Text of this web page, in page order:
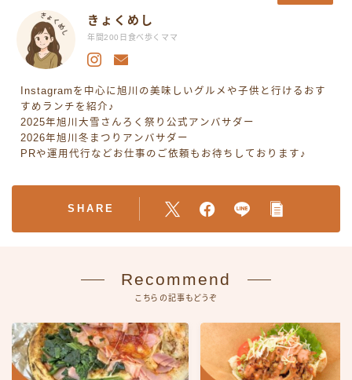
きょくめし
年間200日食べ歩くママ
Instagramを中心に旭川の美味しいグルメや子供と行けるおす
すめランチを紹介♪
2025年旭川大雪さんろく祭り公式アンバサダー
2026年旭川冬まつりアンバサダー
PRや運用代行などお仕事のご依頼もお待ちしております♪
SHARE
Recommend
こちらの記事もどうぞ